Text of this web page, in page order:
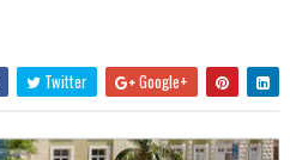
Twitter Google+